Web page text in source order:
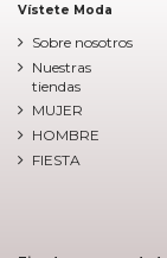
Vístete Moda
Sobre nosotros
Nuestras
tiendas
MUJER
HOMBRE
FIESTA